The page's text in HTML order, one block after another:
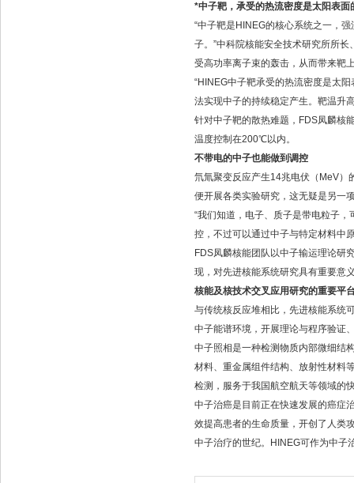
*中子靶，承受的热流密度是太阳表面
“中子靶是HINEG的核心系统之一，
子。”中科院核能安全技术研究所所
受高功率离子束的轰击，从而带来靶
“HINEG中子靶承受的热流密度是太
法实现中子的持续稳定产生。靶温升
针对中子靶的散热难题，FDS凤麟核
温度控制在200℃以内。
不带电的中子也能做到调控
氘氚聚变反应产生14兆电伏（MeV）
便开展各类实验研究，这无疑是另一
“我们知道，电子、质子是带电粒子
控，不过可以通过中子与特定材料中
FDS凤麟核能团队以中子输运理论研
现，对先进核能系统研究具有重要意
核能及核技术交叉应用研究的重要平
与传统核反应堆相比，先进核能系统
中子能谱环境，开展理论与程序验证
中子照相是一种检测物质内部微细结
材料、重金属组件结构、放射性材料
检测，服务于我国航空航天等领域的
中子治癌是目前正在快速发展的癌症
效提高患者的生命质量，开创了人类
中子治疗的世纪。HINEG可作为中子